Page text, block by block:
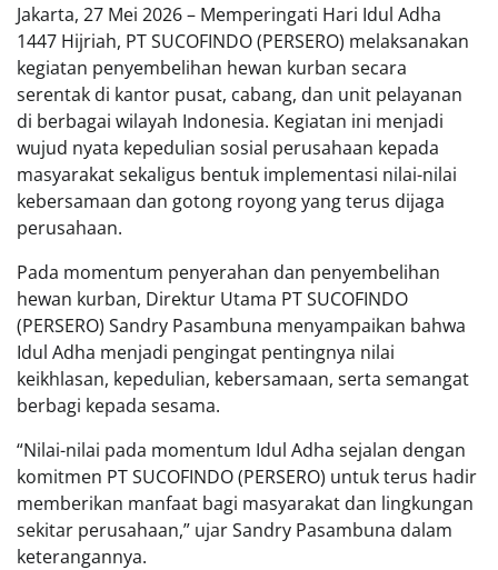
Jakarta, 27 Mei 2026 – Memperingati Hari Idul Adha
1447 Hijriah, PT SUCOFINDO (PERSERO) melaksanakan
kegiatan penyembelihan hewan kurban secara
serentak di kantor pusat, cabang, dan unit pelayanan
di berbagai wilayah Indonesia. Kegiatan ini menjadi
wujud nyata kepedulian sosial perusahaan kepada
masyarakat sekaligus bentuk implementasi nilai-nilai
kebersamaan dan gotong royong yang terus dijaga
perusahaan.
Pada momentum penyerahan dan penyembelihan
hewan kurban, Direktur Utama PT SUCOFINDO
(PERSERO) Sandry Pasambuna menyampaikan bahwa
Idul Adha menjadi pengingat pentingnya nilai
keikhlasan, kepedulian, kebersamaan, serta semangat
berbagi kepada sesama.
“Nilai-nilai pada momentum Idul Adha sejalan dengan
komitmen PT SUCOFINDO (PERSERO) untuk terus hadir
memberikan manfaat bagi masyarakat dan lingkungan
sekitar perusahaan,” ujar Sandry Pasambuna dalam
keterangannya.